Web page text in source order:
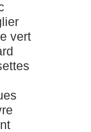
vert